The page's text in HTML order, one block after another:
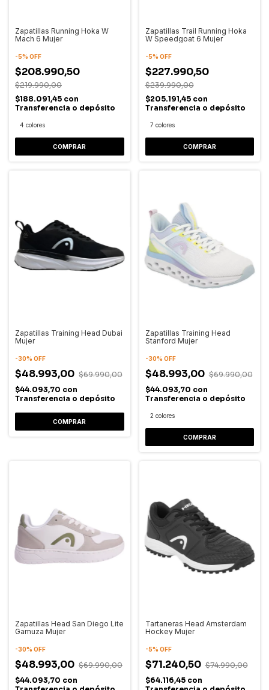
Zapatillas Running Hoka W
Mach 6 Mujer
-5% OFF
$208.990,50
$219.990,00
$188.091,45 con
Transferencia o depósito
4 colores
COMPRAR
Zapatillas Trail Running Hoka
W Speedgoat 6 Mujer
-5% OFF
$227.990,50
$239.990,00
$205.191,45 con
Transferencia o depósito
7 colores
COMPRAR
Zapatillas Training Head Dubai
Mujer
-30% OFF
$48.993,00 $69.990,00
$44.093,70 con
Transferencia o depósito
COMPRAR
Zapatillas Training Head
Stanford Mujer
-30% OFF
$48.993,00 $69.990,00
$44.093,70 con
Transferencia o depósito
2 colores
COMPRAR
Zapatillas Head San Diego Lite
Gamuza Mujer
-30% OFF
$48.993,00 $69.990,00
$44.093,70 con
Tartaneras Head Amsterdam
Hockey Mujer
-5% OFF
$71.240,50 $74.990,00
$64.116,45 con